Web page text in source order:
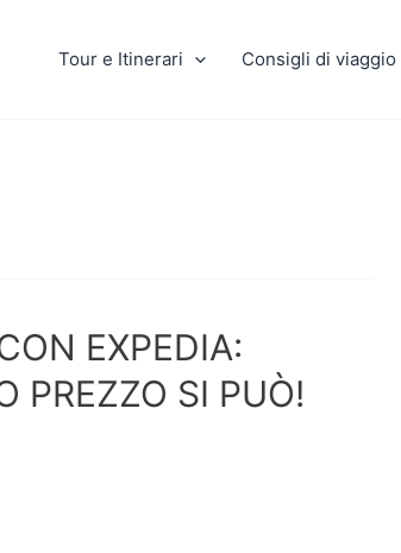
Tour e Itinerari Consigli di viaggio
EXPEDIA:
PREZZO SI PUÒ!